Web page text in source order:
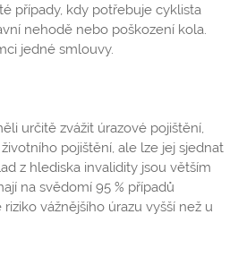
případy, kdy potřebuje cyklista
nehodě nebo poškození kola.
jedné smlouvy.
určitě zvážit úrazové pojištění,
pojištění, ale lze jej sjednat
z hlediska invalidity jsou větším
na svědomí 95 % případů
vážnějšího úrazu vyšší než u